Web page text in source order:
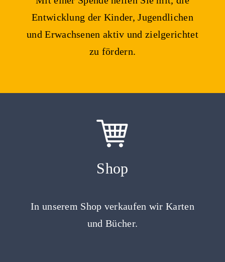
Entwicklung der Kinder, Jugendlichen
und Erwachsenen aktiv und zielgerichtet
zu fördern.
Shop
In unserem Shop verkaufen wir Karten
und Bücher.